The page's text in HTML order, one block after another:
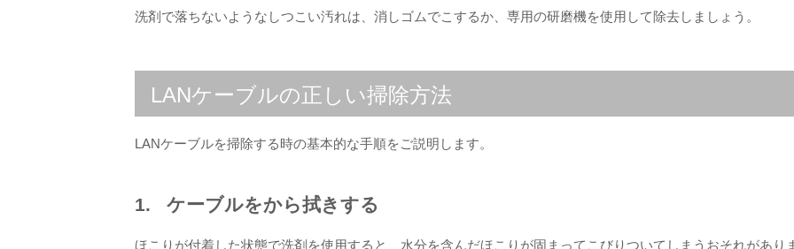
洗剤で落ちないようなしつこい汚れは、消しゴムでこするか、専用の研磨機を使用して除去しましょう。
LANケーブルの正しい掃除方法
LANケーブルを掃除する時の基本的な手順をご説明します。
1. ケーブルをから拭きする
ほこりが付着した状態で洗剤を使用すると、水分を含んだほこりが固まってこびりついてしまうおそれがあり